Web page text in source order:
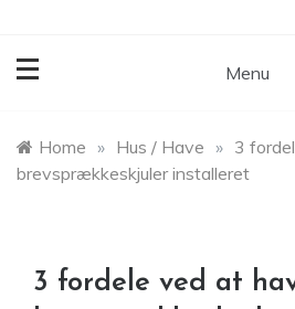
Menu
Home » Hus / Have » 3
brevsprækkeskjuler installeret
3 fordele ved at